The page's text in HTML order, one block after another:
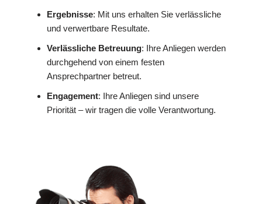
Ergebnisse: Mit uns erhalten Sie verlässliche
und verwertbare Resultate.
Verlässliche Betreuung: Ihre Anliegen werden
durchgehend von einem festen
Ansprechpartner betreut.
Engagement: Ihre Anliegen sind unsere
Priorität – wir tragen die volle Verantwortung.